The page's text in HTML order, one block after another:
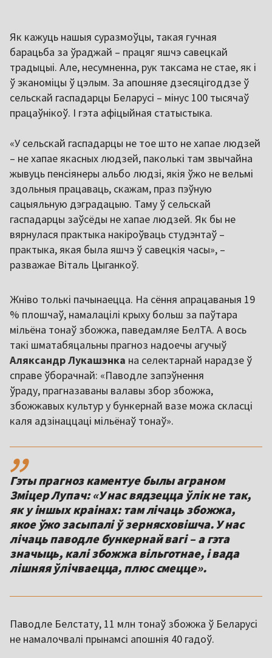
Як кажуць нашыя суразмоўцы, такая гучная
барацьба за ўраджай – працяг яшчэ савецкай
традыцыі. Але, несумненна, рук таксама не стае, як і
ў эканоміцы ў цэлым. За апошняе дзесяцігоддзе ў
сельскай гаспадарцы Беларусі – мінус 100 тысячаў
працаўнікоў. І гэта афіцыйная статыстыка.
«У сельскай гаспадарцы не тое што не хапае людзей
– не хапае якасных людзей, паколькі там звычайна
жывуць пенсіянеры альбо людзі, якія ўжо не вельмі
здольныя працаваць, скажам, праз пэўную
сацыяльную дэградацыю. Таму ў сельскай
гаспадарцы заўсёды не хапае людзей. Як бы не
вярнулася практыка накіроўваць студэнтаў –
практыка, якая была яшчэ ў савецкія часы», –
разважае Віталь Цыганкоў.
Жніво толькі пачынаецца. На сёння апрацаваныя 19
% плошчаў, намалацілі крыху больш за паўтара
мільёна тонаў збожжа, паведамляе БелТА. А вось
такі шматабяцальны прагноз надоечы агучыў
Аляксандр Лукашэнка на селектарнай нарадзе ў
справе ўборачнай: «Паводле запэўнення
ўраду, прагназаваны валавы збор збожжа,
збожжавых культур у бункернай вазе можа скласці
каля адзінаццаці мільёнаў тонаў».
,,
Гэты прагноз каментуе былы аграном
Зміцер Лупач: «У нас вядзецца ўлік не так,
як у іншых краінах: там лічаць збожжа,
якое ўжо засыпалі ў зернясховішча. У нас
лічаць паводле бункернай вагі – а гэта
значыць, калі збожжа вільготнае, і вада
лішняя ўлічваецца, плюс смецце».
Паводле Белстату, 11 млн тонаў збожжа ў Беларусі
не намалочвалі прынамсі апошнія 40 гадоў.